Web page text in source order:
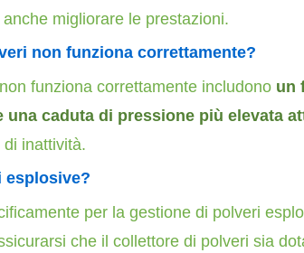
migliorare le prestazioni.
non funziona correttamente?
funziona correttamente includono un
caduta di pressione più elevata
inattività.
esplosive?
per la gestione di polveri
che il collettore di polveri sia